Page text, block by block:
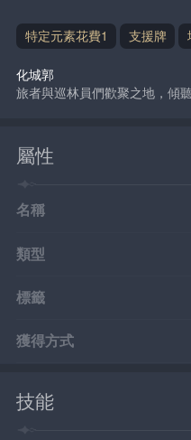
特定元素花費1 支援牌
化城郭
旅者與巡林員們歡聚之地，傾
屬性
名稱
類型
標籤
獲得方式
技能